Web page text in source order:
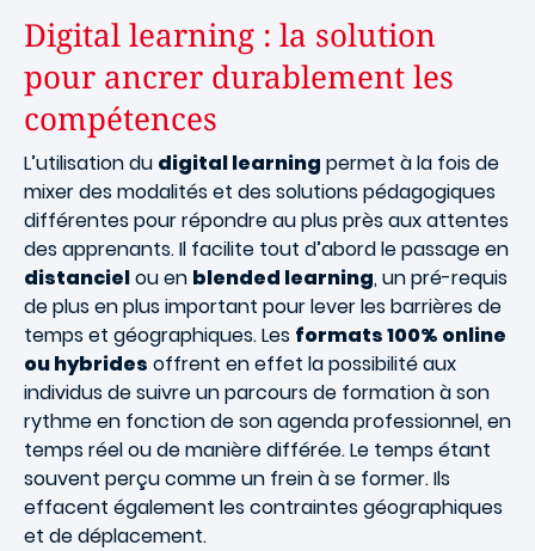
Digital learning : la solution
pour ancrer durablement les
compétences
L’utilisation du digital learning permet à la fois de
mixer des modalités et des solutions pédagogiques
différentes pour répondre au plus près aux attentes
des apprenants. Il facilite tout d’abord le passage en
distancielou en blended learning, un pré-requis
de plus en plus important pour lever les barrières de
temps et géographiques. Les formats 100% online
ou hybrides offrent en effet la possibilité aux
individus de suivre un parcours de formation à son
rythme en fonction de son agenda professionnel, en
temps réel ou de manière différée. Le temps étant
souvent perçu comme un frein à se former. Ils
effacent également les contraintes géographiques
et de déplacement.